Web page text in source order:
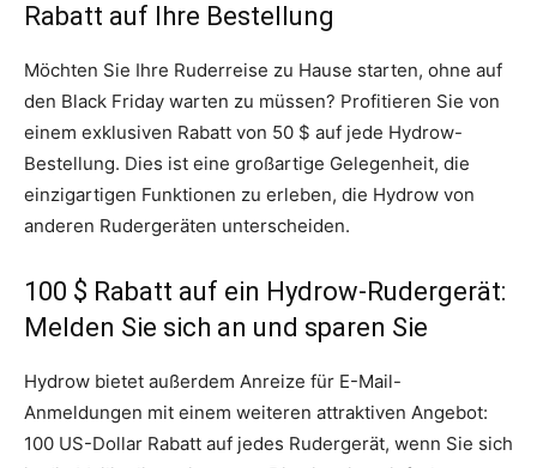
Rabatt auf Ihre Bestellung
Möchten Sie Ihre Ruderreise zu Hause starten, ohne auf
den Black Friday warten zu müssen? Profitieren Sie von
einem exklusiven Rabatt von 50 $ auf jede Hydrow-
Bestellung. Dies ist eine großartige Gelegenheit, die
einzigartigen Funktionen zu erleben, die Hydrow von
anderen Rudergeräten unterscheiden.
100 $ Rabatt auf ein Hydrow-Rudergerät:
Melden Sie sich an und sparen Sie
Hydrow bietet außerdem Anreize für E-Mail-
Anmeldungen mit einem weiteren attraktiven Angebot:
100 US-Dollar Rabatt auf jedes Rudergerät, wenn Sie sich